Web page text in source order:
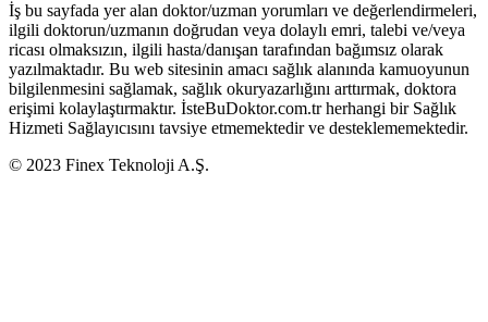
İş bu sayfada yer alan doktor/uzman yorumları ve değerlendirmeleri,
ilgili doktorun/uzmanın doğrudan veya dolaylı emri, talebi ve/veya
ricası olmaksızın, ilgili hasta/danışan tarafından bağımsız olarak
yazılmaktadır. Bu web sitesinin amacı sağlık alanında kamuoyunun
bilgilenmesini sağlamak, sağlık okuryazarlığını arttırmak, doktora
erişimi kolaylaştırmaktır. İsteBuDoktor.com.tr herhangi bir Sağlık
Hizmeti Sağlayıcısını tavsiye etmemektedir ve desteklememektedir.
© 2023 Finex Teknoloji A.Ş.